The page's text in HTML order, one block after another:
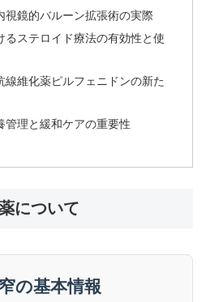
視鏡的バルーン拡張術の実際
るステロイド療法の有効性と使
線維化薬ピルフェニドンの新た
管理と緩和ケアの重要性
について
の基本情報